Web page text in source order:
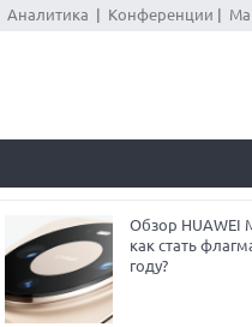
Аналитика Конференции
Обзор HUAWEI
как стать
году?